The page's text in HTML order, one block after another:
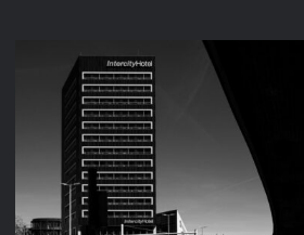
STREET 2025